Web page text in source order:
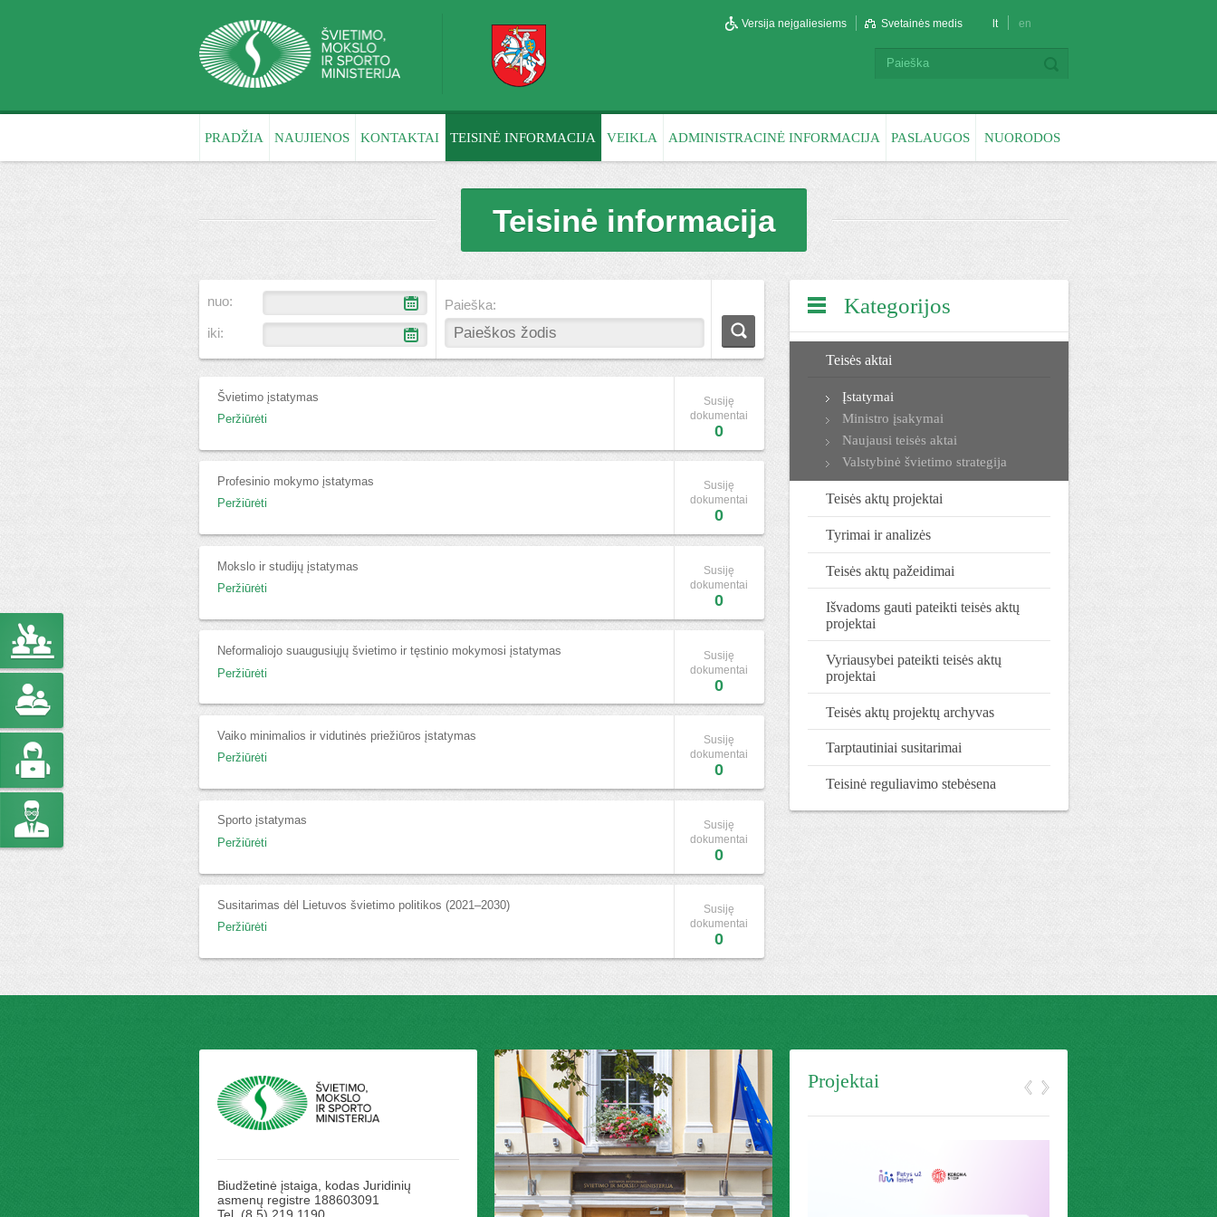
lt en
Versija neįgaliesiems Svetainės medis
PRADŽIA NAUJIENOS KONTAKTAI TEISINĖ INFORMACIJA VEIKLA ADMINISTRACINĖ INFORMACIJA PASLAUGOS NUORODOS
Teisinė informacija
nuo:
iki:
Paieška:
Švietimo įstatymas
Peržiūrėti
Susiję
dokumentai
0
Profesinio mokymo įstatymas
Peržiūrėti
Susiję
dokumentai
0
Mokslo ir studijų įstatymas
Peržiūrėti
Susiję
dokumentai
0
Neformaliojo suaugusiųjų švietimo ir tęstinio mokymosi įstatymas
Peržiūrėti
Susiję
dokumentai
0
Vaiko minimalios ir vidutinės priežiūros įstatymas
Peržiūrėti
Susiję
dokumentai
0
Sporto įstatymas
Peržiūrėti
Susiję
dokumentai
0
Susitarimas dėl Lietuvos švietimo politikos (2021–2030)
Peržiūrėti
Susiję
dokumentai
0
Kategorijos
Teisės aktai
Įstatymai
Ministro įsakymai
Naujausi teisės aktai
Valstybinė švietimo strategija
Teisės aktų projektai
Tyrimai ir analizės
Teisės aktų pažeidimai
Išvadoms gauti pateikti teisės aktų
projektai
Vyriausybei pateikti teisės aktų
projektai
Teisės aktų projektų archyvas
Tarptautiniai susitarimai
Teisinė reguliavimo stebėsena
Biudžetinė įstaiga, kodas Juridinių
asmenų registre 188603091
Projektai